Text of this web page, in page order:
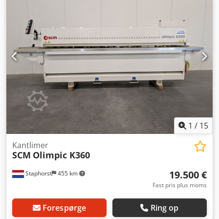
diamantfræsere (op til 3 mm afspænding) • EVA-limenhed •
Trykzone med drevet valse + 2 trykvalser •
Afskæringsenhed K-2 (lige/skrå, automatisk omskiftning) •
Over-/underskæring: plan, radius, skråkant • Afrunding af
hjørner R1/R2 • Profil- og fladskraber • Poleringsaggregat •
Anti-klæbesystem (2 væsker) • Kantrullefremføring
1 / 15
Staphorst 455 km
Kantlimer
SCM Olimpic K360
19.500 €
Fast pris plus moms
Forespørge Ring op